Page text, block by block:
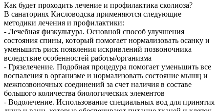
Как будет проходить лечение и профилактика сколиоза?
В санаториях Кисловодска применяются следующие
методики лечения и профилактики:
- Лечебная физкультура. Основной способ улучшения
состояния спины, который помогает нормализовать осанку и
уменьшить риск появления искривлений позвоночника
вследствие особенностей работы/организма
- Грязелечение. Подобная процедура помогает уменьшить все
воспаления в организме и нормализовать состояние мышц и
межпозвоночных соединений за счет наличия в составе
большого количества биологических элементов
- Водолечение. Использование специальных вод для принятия